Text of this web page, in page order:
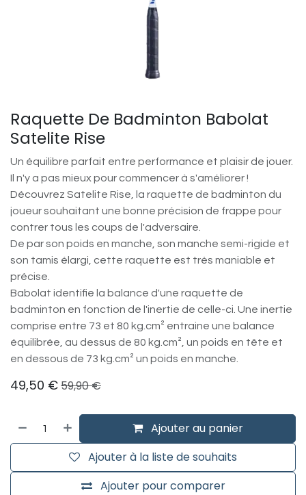
Raquette De Badminton Babolat
Satelite Rise
Un équilibre parfait entre performance et plaisir de jouer.
Il n'y a pas mieux pour commencer à s'améliorer !
Découvrez Satelite Rise, la raquette de badminton du
joueur souhaitant une bonne précision de frappe pour
contrer tous les coups de l'adversaire.
De par son poids en manche, son manche semi-rigide et
son tamis élargi, cette raquette est très maniable et
précise.
Babolat identifie la balance d'une raquette de
badminton en fonction de l'inertie de celle-ci. Une inertie
comprise entre 73 et 80 kg.cm² entraine une balance
équilibrée, au dessus de 80 kg.cm², un poids en tête et
en dessous de 73 kg.cm² un poids en manche.
49,50 €59,90€
Ajouter au panier
Ajouter pour comparer
Ajouter à la liste de souhaits